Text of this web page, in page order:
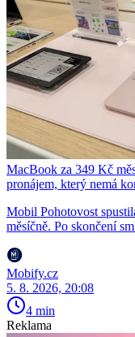
MacBook za 349 Kč
pronájem, který nemá
Mobil Pohotovost
měsíčně. Po skončení
Mobify.cz
5. 8. 2026, 20:08
4 min
Reklama